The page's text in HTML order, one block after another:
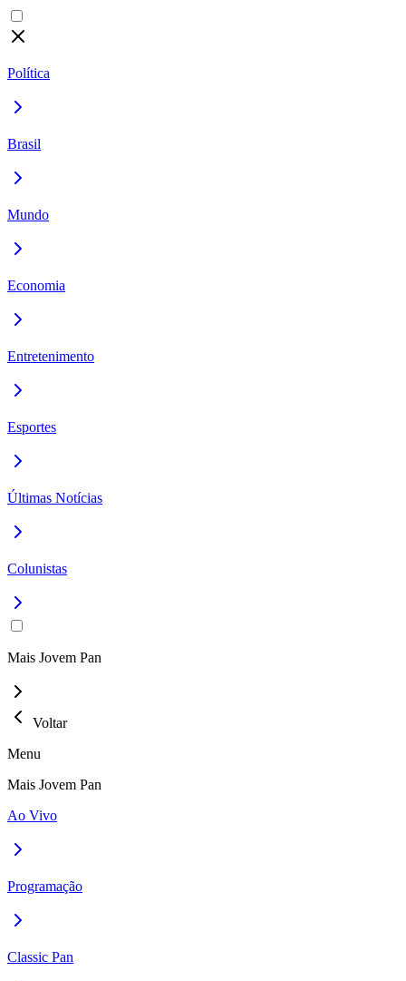
Política
Brasil
Mundo
Economia
Entretenimento
Esportes
Últimas Notícias
Colunistas
Mais Jovem Pan
Voltar
Menu
Mais Jovem Pan
Ao Vivo
Programação
Classic Pan